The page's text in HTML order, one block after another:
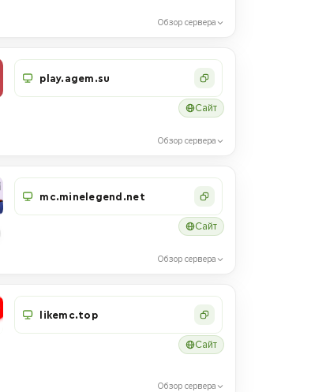
Обзор сервера
play.agem.su
Сайт
Обзор сервера
mc.minelegend.net
Сайт
Обзор сервера
likemc.top
Сайт
Обзор сервера